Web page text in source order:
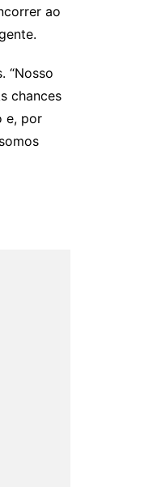
ao
“Nosso
chances
e, por